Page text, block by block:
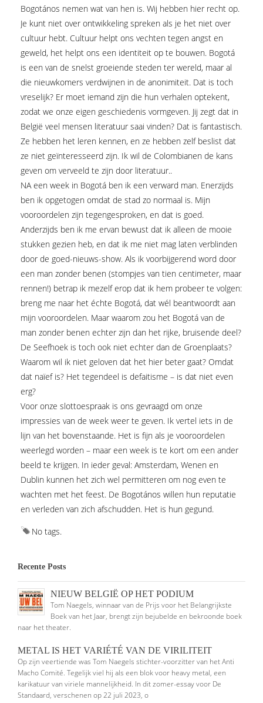
Bogotános nemen wat van hen is. Wij hebben hier recht op.
Je kunt niet over ontwikkeling spreken als je het niet over
cultuur hebt. Cultuur helpt ons vechten tegen angst en
geweld, het helpt ons een identiteit op te bouwen. Bogotá
is een van de snelst groeiende steden ter wereld, maar al
die nieuwkomers verdwijnen in de anonimiteit. Dat is toch
vreselijk? Er moet iemand zijn die hun verhalen optekent,
zodat we onze eigen geschiedenis vormgeven. Jij zegt dat in
België veel mensen literatuur saai vinden? Dat is fantastisch.
Ze hebben het leren kennen, en ze hebben zelf beslist dat
ze niet geïnteresseerd zijn. Ik wil de Colombianen de kans
geven om verveeld te zijn door literatuur..
NA een week in Bogotá ben ik een verward man. Enerzijds
ben ik opgetogen omdat de stad zo normaal is. Mijn
vooroordelen zijn tegengesproken, en dat is goed.
Anderzijds ben ik me ervan bewust dat ik alleen de mooie
stukken gezien heb, en dat ik me niet mag laten verblinden
door de goed-nieuws-show. Als ik voorbijgerend word door
een man zonder benen (stompjes van tien centimeter, maar
rennen!) betrap ik mezelf erop dat ik hem probeer te volgen:
breng me naar het échte Bogotá, dat wél beantwoordt aan
mijn vooroordelen. Maar waarom zou het Bogotá van de
man zonder benen echter zijn dan het rijke, bruisende deel?
De Seefhoek is toch ook niet echter dan de Groenplaats?
Waarom wil ik niet geloven dat het hier beter gaat? Omdat
dat naïef is? Het tegendeel is defaitisme – is dat niet even
erg?
Voor onze slottoespraak is ons gevraagd om onze
impressies van de week weer te geven. Ik vertel iets in de
lijn van het bovenstaande. Het is fijn als je vooroordelen
weerlegd worden – maar een week is te kort om een ander
beeld te krijgen. In ieder geval: Amsterdam, Wenen en
Dublin kunnen het zich wel permitteren om nog even te
wachten met het feest. De Bogotános willen hun reputatie
en verleden van zich afschudden. Het is hun gegund.
No tags.
Recente Posts
NIEUW BELGIË OP HET PODIUM
Tom Naegels, winnaar van de Prijs voor het Belangrijkste
Boek van het Jaar, brengt zijn bejubelde en bekroonde boek
naar het theater.
METAL IS HET VARIÉTÉ VAN DE VIRILITEIT
Op zijn veertiende was Tom Naegels stichter-voorzitter van het Anti
Macho Comité. Tegelijk viel hij als een blok voor heavy metal, een
karikatuur van viriele mannelijkheid. In dit zomer-essay voor De
Standaard, verschenen op 22 juli 2023, o